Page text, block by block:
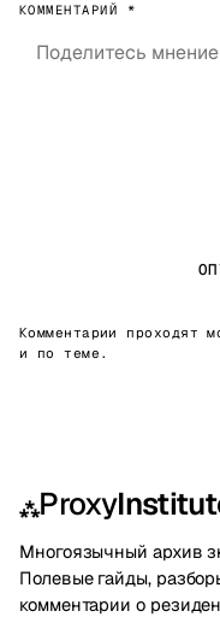
КОММЕНТАРИЙ *
Комментарии проходят
и по теме.
⁂Proxy
Многоязычный архив
Полевые гайды,
комментарии о